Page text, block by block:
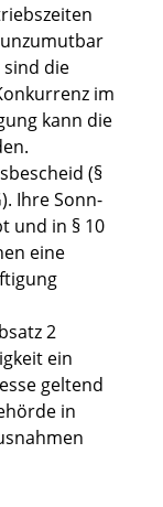
die
im
kann die
(§
Ihre Sonn-
und in § 10
eine
2
ein
geltend
in